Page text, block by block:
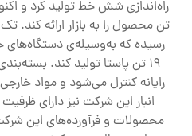
تن محصول را به بازار ارائه کند.
رسیده که به‌وسیله‌ی
19 تن پاستا تولید کند.
رایانه کنترل می‌شود و مواد
محصولات و فرآورده‌های این